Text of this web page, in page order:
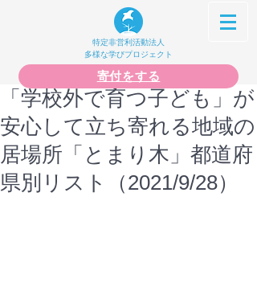
特定非営利活動法人
多様な学びプロジェクト
寄付をする
「学校外で育つ子ども」が
安心して立ち寄れる地域の
居場所「とまり木」都道府
県別リスト（2021/9/28）